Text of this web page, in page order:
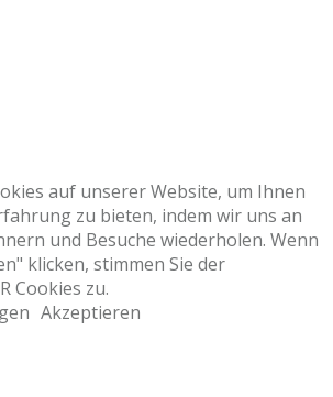
auf unserer Website, um Ihnen
zu bieten, indem wir uns an
und Besuche wiederholen. Wenn
klicken, stimmen Sie der
Cookies zu.
Akzeptieren